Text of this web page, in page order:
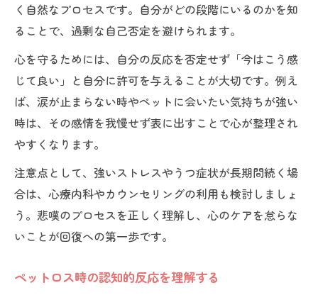
く自然なプロセスです。自分がどの段階にいるのかを知
ることで、過剰な自己否定を避けられます。
心を守るためには、自分の反応を否定せず「今はこう感
じて良い」と自分に許可を与えることが大切です。例え
ば、涙が止まらない時やペットに会いたい気持ちが強い
時は、その感情を我慢せず表に出すことで心が整理され
やすくなります。
注意点として、強いストレスやうつ症状が長期間続く場
合は、心療内科やカウンセリングの利用も検討しましょ
う。悲嘆のプロセスを正しく理解し、心のケアを怠らな
いことが回復への第一歩です。
ペットロス時の認知的反応を理解する